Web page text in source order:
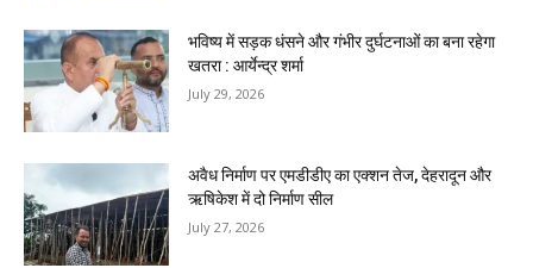
भविष्य में सड़क धंसने और गंभीर दुर्घटनाओं का बना रहेगा
खतरा : आर्येन्द्र शर्मा
July 29, 2026
अवैध निर्माण पर एमडीडीए का एक्शन तेज, देहरादून और
ऋषिकेश में दो निर्माण सील
July 27, 2026